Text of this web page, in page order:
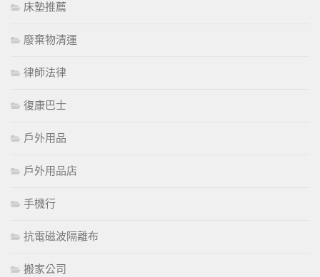
床墊推薦
廢棄物清運
律師法律
復康巴士
戶外用品
戶外用品店
手機行
抗電磁波隔離布
搬家公司